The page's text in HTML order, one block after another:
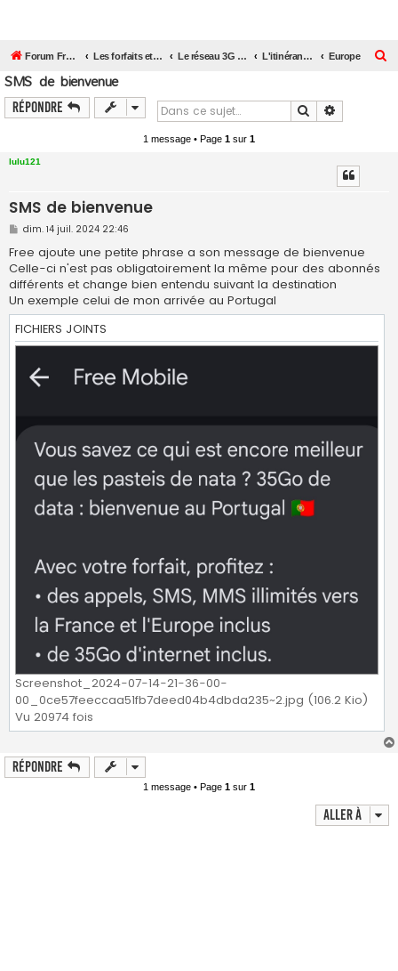
Forum Free Mobile Les forfaits et le réseau Free Mobile Le réseau 3G et 4G Free Mobile L'itinérance Free Mobile à l'international Europe
SMS de bienvenue
Répondre Rechercher
1 message • Page 1 sur 1
lulu121
SMS de bienvenue
M
s
s
a
g
e
dim. 14 juil. 2024 22:46
Free ajoute une petite phrase a son message de bienvenue
Celle-ci n'est pas obligatoirement la même pour des abonnés
différents et change bien entendu suivant la destination
Un exemple celui de mon arrivée au Portugal
FICHIERS JOINTS
Screenshot_2024-07-14-21-36-00-
00_0ce57feeccaa51fb7deed04b4dbda235~2.jpg (106.2 Kio)
Vu 20974 fois
Répondre
1 message • Page 1 sur 1
Aller à